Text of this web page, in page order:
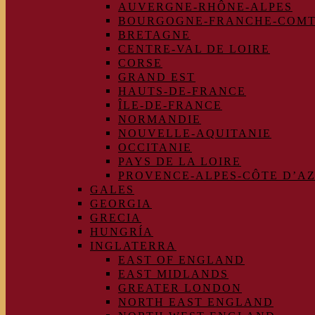
AUVERGNE-RHÔNE-ALPES
BOURGOGNE-FRANCHE-
BRETAGNE
CENTRE-VAL DE LOIRE
CORSE
GRAND EST
HAUTS-DE-FRANCE
ÎLE-DE-FRANCE
NORMANDIE
NOUVELLE-AQUITANIE
OCCITANIE
PAYS DE LA LOIRE
PROVENCE-ALPES-CÔTE
GALES
GEORGIA
GRECIA
HUNGRÍA
INGLATERRA
EAST OF ENGLAND
EAST MIDLANDS
GREATER LONDON
NORTH EAST ENGLAND